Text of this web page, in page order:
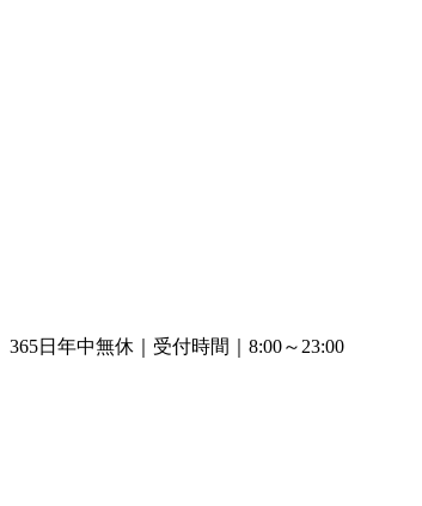
365日年中無休｜受付時間｜8:00～23:00